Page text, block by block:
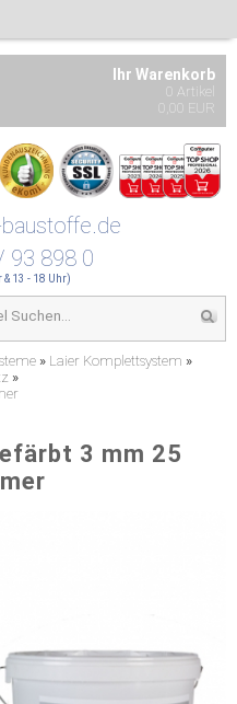
Ihr Warenkorb
0 Artikel
0,00 EUR
93 898 0
& 13 - 18 Uhr)
» Laier Komplettsystem »
»
3 mm 25